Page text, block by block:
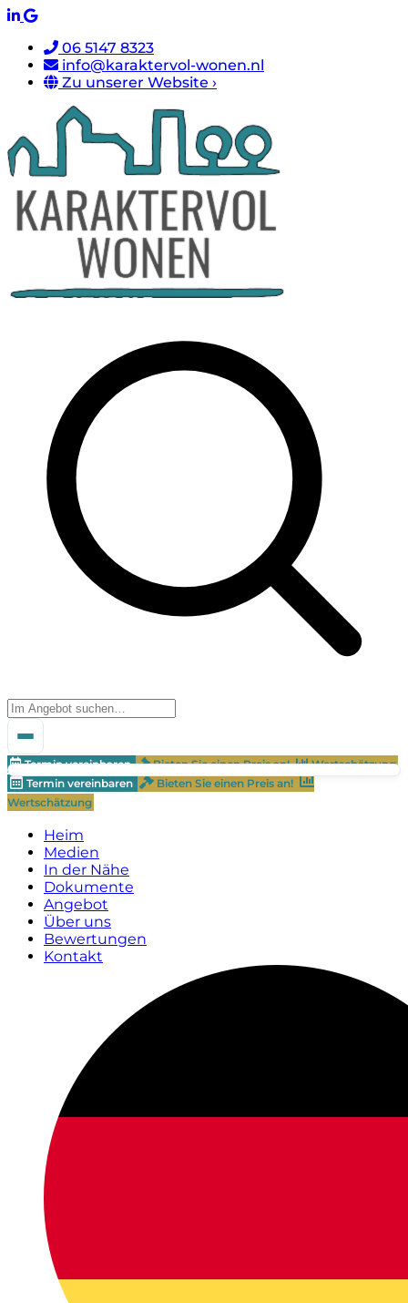
06 5147 8323
info@karaktervol-wonen.nl
Zu unserer Website ›
Termin vereinbaren Bieten Sie einen Preis an!
Wertschätzung
Termin vereinbaren
Bieten Sie einen Preis an!
Wertschätzung
Heim
Medien
In der Nähe
Dokumente
Angebot
Über uns
Bewertungen
Kontakt